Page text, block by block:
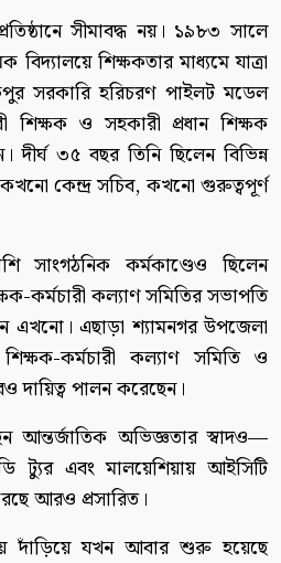
সীমাবদ্ধ নয়। ১৯৮৩ সালে
বিদ্যালয়ে শিক্ষকতার মাধ্যমে যাত্রা
সরকারি হরিচরণ পাইলট মডেল
শিক্ষক ও সহকারী প্রধান শিক্ষক
দীর্ঘ ৩৫ বছর তিনি ছিলেন বিভিন্ন
কেন্দ্র সচিব, কখনো গুরুত্বপূর্ণ
সাংগঠনিক কর্মকাণ্ডেও ছিলেন
কর্মচারী কল্যাণ সমিতির সভাপতি
এখনো। এছাড়া শ্যামনগর উপজেলা
কর্মচারী কল্যাণ সমিতি ও
দায়িত্ব পালন করেছেন।
আন্তর্জাতিক অভিজ্ঞতার স্বাদও—
ট্যুর এবং মালয়েশিয়ায় আইসিটি
আরও প্রসারিত।
দাঁড়িয়ে যখন আবার শুরু হয়েছে